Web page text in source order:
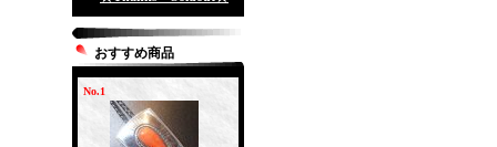
おすすめ商品
No.1